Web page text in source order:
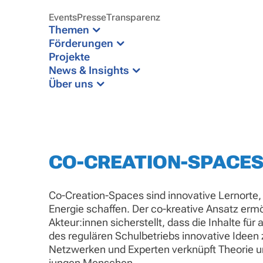
EventsPresseTransparenz
Themen
Förderungen
Projekte
News & Insights
Über uns
CO-CREATION-SPACES
Co-Creation-Spaces sind innovative
Energie schaffen. Der co-kreative Ansatz
Akteur:innen sicherstellt, dass die Inhalte für
des regulären Schulbetriebs innovative
Netzwerken und Experten verknüpft Theorie